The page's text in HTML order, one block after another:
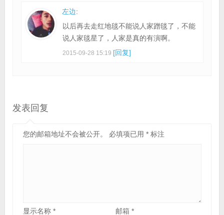
左边:
以后再去走红地毯不能说人家蹭毯了，不能
说人家毯星了，人家是真的有演啊。
2015-09-28 15:19 [回复]
发表回复
您的邮箱地址不会被公开。 必填项已用 *标注
显示名称 * 邮箱*